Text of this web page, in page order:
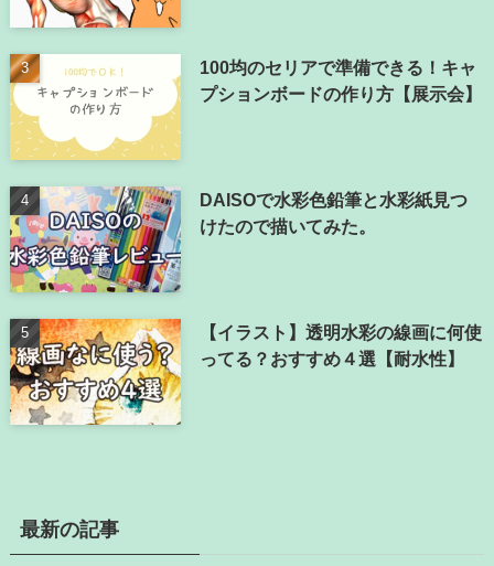
100均のセリアで準備できる！キャ
プションボードの作り方【展示会】
DAISOで水彩色鉛筆と水彩紙見つ
けたので描いてみた。
【イラスト】透明水彩の線画に何使
ってる？おすすめ４選【耐水性】
最新の記事